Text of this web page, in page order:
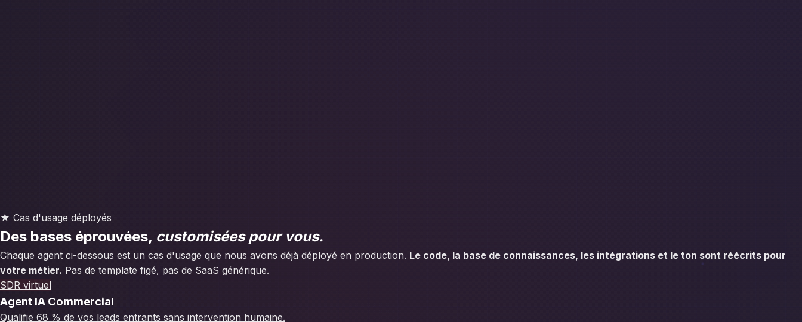
★ Cas d'usage déployés
Des bases éprouvées, customisées pour vous.
Chaque agent ci-dessous est un cas d'usage que nous avons déjà déployé en production. Le code, la base de connaissances, les intégrations et le ton sont réécrits pour
votre métier. Pas de template figé, pas de SaaS générique.
SDR virtuel
Agent IA Commercial
Qualifie 68 % de vos leads entrants sans intervention humaine.